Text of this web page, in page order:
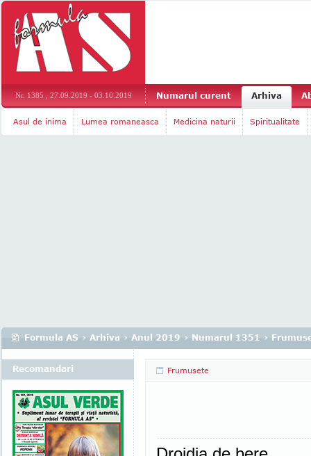
Nr. 1385 , 27.09.2019 - 03.10.2019 Numarul curent Arhiva
Asul de inima Lumea romaneasca Medicina naturii Spiritualitate
Formula AS › Arhiva › Anul 2019 › Numarul 1351 ›
Frumusete
Recomandari